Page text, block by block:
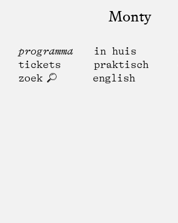
Monty
programma in huis
tickets
praktisch
zoek
english